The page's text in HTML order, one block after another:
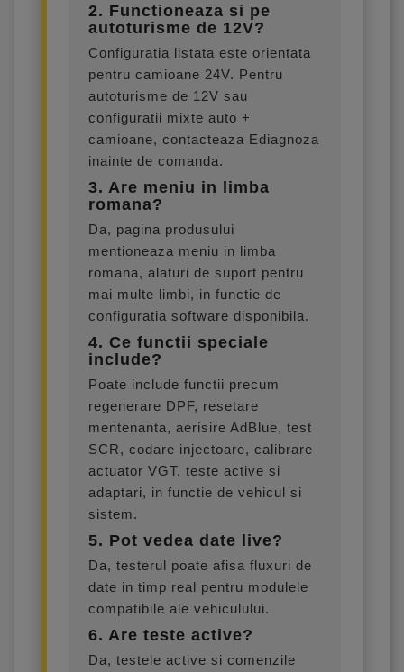
2. Functioneaza si pe
autoturisme de 12V?
Configuratia listata este orientata
pentru camioane 24V. Pentru
autoturisme de 12V sau
configuratii mixte auto +
camioane, contacteaza Ediagnoza
inainte de comanda.
3. Are meniu in limba
romana?
Da, pagina produsului
mentioneaza meniu in limba
romana, alaturi de suport pentru
mai multe limbi, in functie de
configuratia software disponibila.
4. Ce functii speciale
include?
Poate include functii precum
regenerare DPF, resetare
mentenanta, aerisire AdBlue, test
SCR, codare injectoare, calibrare
actuator VGT, teste active si
adaptari, in functie de vehicul si
sistem.
5. Pot vedea date live?
Da, testerul poate afisa fluxuri de
date in timp real pentru modulele
compatibile ale vehiculului.
6. Are teste active?
Da, testele active si comenzile